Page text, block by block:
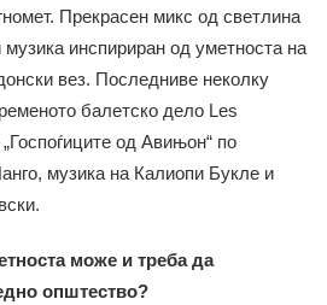
Прекрасен микс од светлина
музика инспириран од уметноста на
вез. Последниве неколку
балетско дело Les
од Авињон“ по
музика на Калиопи Букле и
може и треба да
општество?